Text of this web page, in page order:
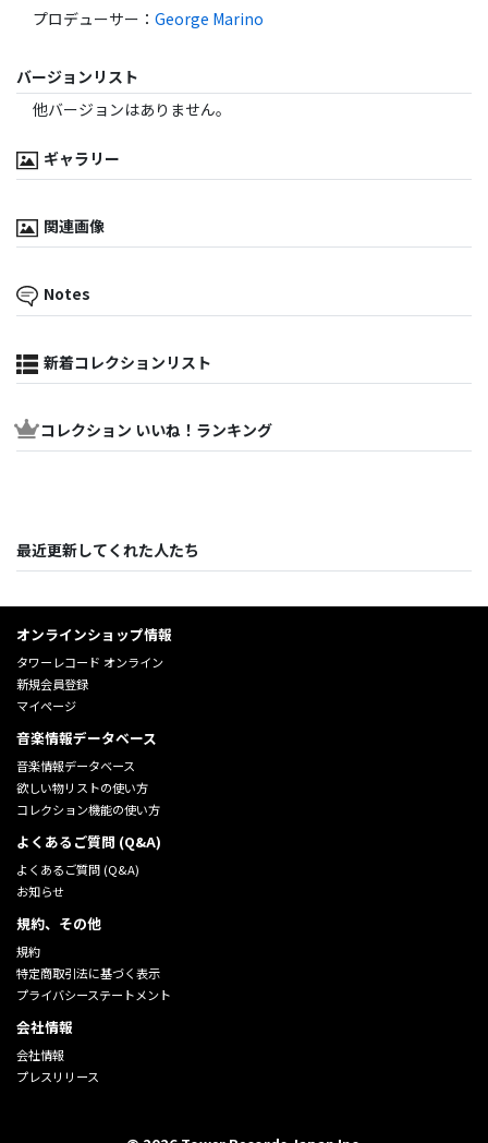
プロデューサー ： George Marino
バージョンリスト
他バージョンはありません。
ギャラリー
関連画像
Notes
新着コレクションリスト
コレクション いいね！ランキング
最近更新してくれた人たち
オンラインショップ情報
タワーレコード オンライン
新規会員登録
マイページ
音楽情報データベース
音楽情報データベース
欲しい物リストの使い方
コレクション機能の使い方
よくあるご質問 (Q&A)
よくあるご質問 (Q&A)
お知らせ
規約、その他
規約
特定商取引法に基づく表示
プライバシーステートメント
会社情報
会社情報
プレスリリース